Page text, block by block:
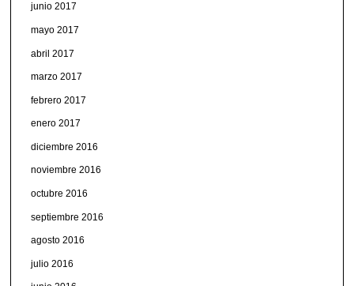
junio 2017
mayo 2017
abril 2017
marzo 2017
febrero 2017
enero 2017
diciembre 2016
noviembre 2016
octubre 2016
septiembre 2016
agosto 2016
julio 2016